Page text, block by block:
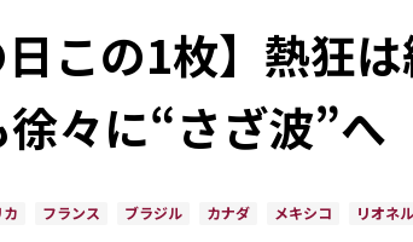
日この1枚】熱狂
々に“さざ波”へ
カ フランス ブラジル カナダ メキシコ リオネ